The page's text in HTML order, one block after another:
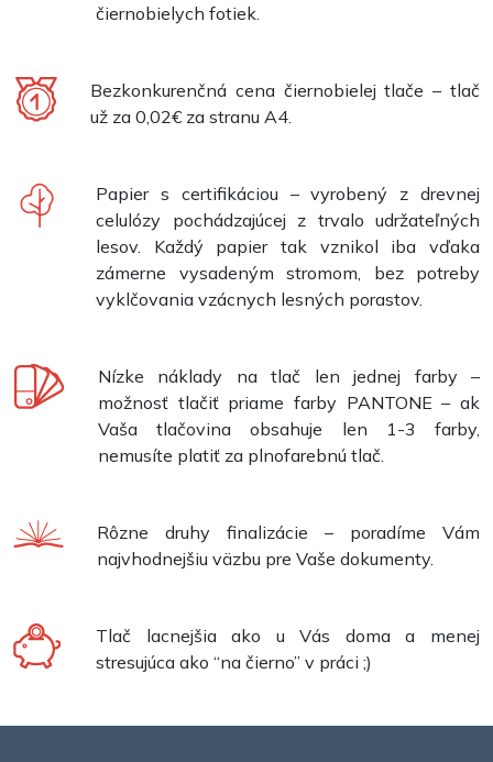
čiernobielych fotiek.
Bezkonkurenčná cena čiernobielej tlače – tlač
už za 0,02€ za stranu A4.
Papier s certifikáciou – vyrobený z drevnej
celulózy pochádzajúcej z trvalo udržateľných
lesov. Každý papier tak vznikol iba vďaka
zámerne vysadeným stromom, bez potreby
vyklčovania vzácnych lesných porastov.
Nízke náklady na tlač len jednej farby –
možnosť tlačiť priame farby PANTONE – ak
Vaša tlačovina obsahuje len 1-3 farby,
nemusíte platiť za plnofarebnú tlač.
Rôzne druhy finalizácie – poradíme Vám
najvhodnejšiu väzbu pre Vaše dokumenty.
Tlač lacnejšia ako u Vás doma a menej
stresujúca ako “na čierno” v práci ;)